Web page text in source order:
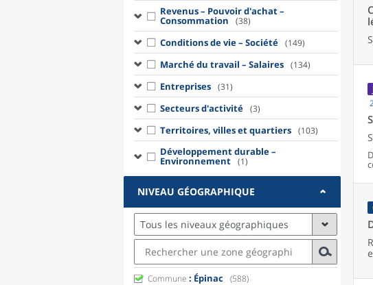
Revenus – Pouvoir d'achat –
Consommation (38)
Conditions de vie – Société (149)
Marché du travail – Salaires (134)
Entreprises (31)
Secteurs d'activité (3)
Territoires, villes et quartiers (103)
Développement durable –
Environnement (1)
NIVEAU GÉOGRAPHIQUE
Tous les niveaux géographiques
Commune : Épinac (588)